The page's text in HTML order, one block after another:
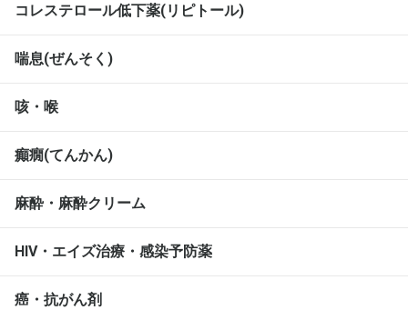
コレステロール低下薬(リピトール)
喘息(ぜんそく)
咳・喉
癲癇(てんかん)
麻酔・麻酔クリーム
HIV・エイズ治療・感染予防薬
癌・抗がん剤